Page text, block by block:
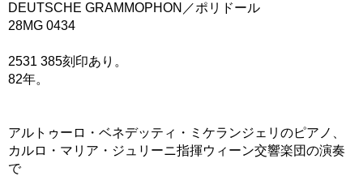
DEUTSCHE GRAMMOPHON／ポリドール
28MG 0434
2531 385刻印あり。
82年。
アルトゥーロ・ベネデッティ・ミケランジェリのピアノ、
カルロ・マリア・ジュリーニ指揮ウィーン交響楽団の演奏
で